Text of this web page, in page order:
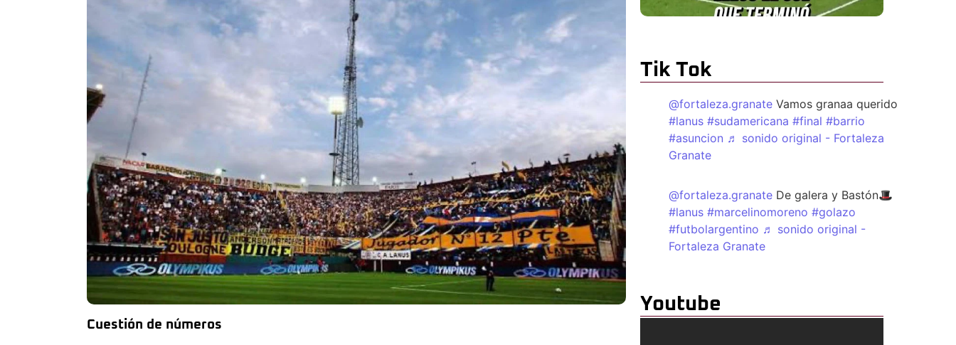
Cuestión de números
Tik Tok
@fortaleza.granate Vamos granaa querido
#lanus #sudamericana #final #barrio
#asuncion ♬ sonido original - Fortaleza
Granate
@fortaleza.granate De galera y Bastón🎩
#lanus #marcelinomoreno #golazo
#futbolargentino ♬ sonido original -
Fortaleza Granate
Youtube